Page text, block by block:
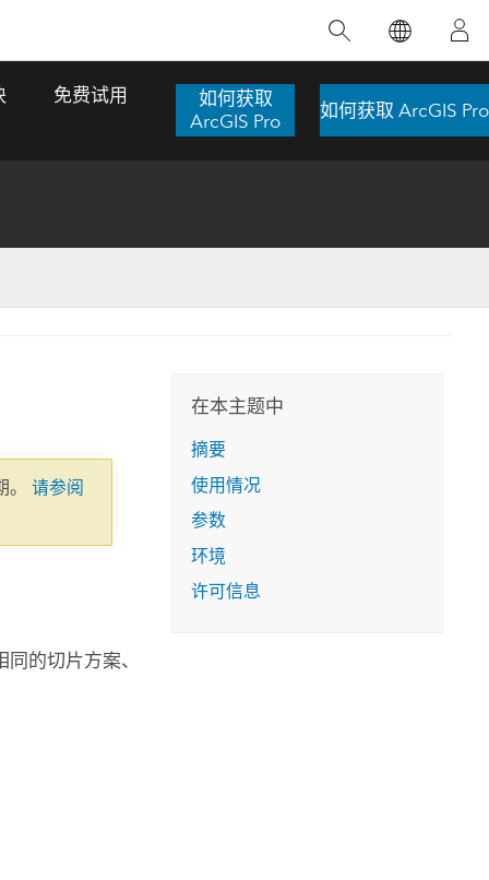
互式地图，探索产品功能，或者直接开始免
探索 ArcGIS Pro
动提供了有力支持。
数字孪生体
推荐书籍
免费试用
如何获取
ArcGIS Pro
如何获取 ArcGIS Pro
。请参阅
的切片方案、
在本主题中
摘要
使用情况
参数
环境
许可信息